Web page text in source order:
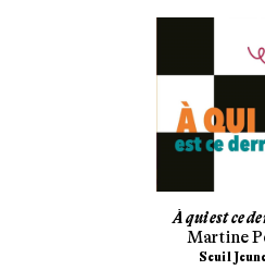
À qui est ce
Martine
Seuil